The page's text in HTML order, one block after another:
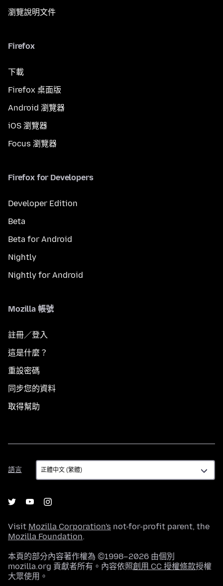
瀏覽說明文件
Firefox
下載
Firefox 桌面版
Android 瀏覽器
iOS 瀏覽器
Focus 瀏覽器
Firefox for Developers
Developer Edition
Beta
Beta for Android
Nightly
Nightly for Android
Mozilla 帳號
註冊／登入
這是什麼？
重設密碼
同步您的資料
取得幫助
語言
語
言
Visit Mozilla Corporation's not-for-profit parent, the
Mozilla Foundation.
本頁的部分內容著作權為 ©1998–2026 由個別
mozilla.org 貢獻者所有。內容依照創用 CC 授權條款授權
大眾使用。